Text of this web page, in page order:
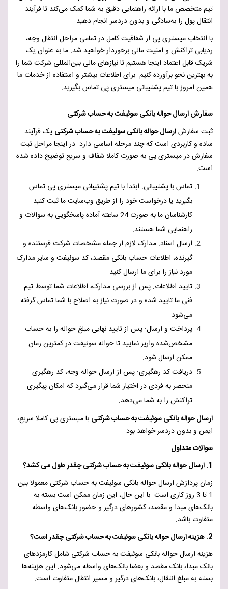
تیم متخصص ما با ارائه راهنمایی دقیق به شما کمک می‌کند تا فرآیند
انتقال پول را به‌سادگی و بدون دردسر انجام دهید.
با انتخاب میستری پی از شفافیت کامل در تمامی مراحل انتقال وجه،
ردیابی تراکنش و امنیت مالی برخوردار خواهید شد. ما به عنوان یک
شریک قابل اعتماد اینجا هستیم تا نیازهای مالی بین‌المللی شرکت شما را
به بهترین نحو برآورده کنیم. برای اطلاعات بیشتر و استفاده از خدمات ما
همین امروز با تیم پشتیبانی میستری پی تماس بگیرید.
سفارش ارسال حواله بانکی سوئیفت به حساب شرکتی
ثبت سفارشارسال حواله بانکی سوئیفت به حساب شرکتی یک فرآیند
ساده و کاربردی است که چند مرحله اساسی دارد. در اینجا مراحل ثبت
سفارش در میستری پی به صورت کاملا شفاف و سریع توضیح داده شده
است.
تماس با پشتیبانی: ابتدا با تیم پشتیبانی میستری پی تماس
بگیرید یا درخواست خود را از طریق وب‌سایت ما ثبت کنید.
کارشناسان ما به صورت 24 ساعته آماده پاسخگویی به سوالات و
راهنمایی شما هستند.
ارسال اسناد: مدارک لازم از جمله مشخصات شرکت فرستنده و
گیرنده، اطلاعات حساب بانکی مقصد، کد سوئیفت و سایر مدارک
مورد نیاز را برای ما ارسال کنید.
تایید اطلاعات: پس از بررسی مدارک، اطلاعات شما توسط تیم
فنی ما تایید شده و در صورت نیاز به اصلاح با شما تماس گرفته
می‌شود.
پرداخت و ارسال: پس از تایید نهایی مبلغ حواله را به حساب
مشخص‌شده واریز نمایید تا حواله سوئیفت در کمترین زمان
ممکن ارسال شود.
دریافت کد رهگیری: پس از ارسال حواله وجه، کد رهگیری
منحصر به فردی در اختیار شما قرار می‌گیرد که امکان پیگیری
تراکنش را به شما می‌دهد.
ارسال حواله بانکی سوئیفت به حساب شرکتی با میستری پی کاملا سریع،
ایمن و بدون دردسر خواهد بود.
سوالات متداول
1. ارسال حواله بانکی سوئیفت به حساب شرکتی چقدر طول می کشد؟
زمان پردازش ارسال حواله بانکی سوئیفت به حساب شرکتی معمولا بین
1 تا 3 روز کاری است. با این حال، این زمان ممکن است بسته به
بانک‌های مبدا و مقصد، کشورهای درگیر و حضور بانک‌های واسطه
متفاوت باشد.
2. هزینه ارسال حواله بانکی سوئیفت به حساب شرکتی چقدر است؟
هزینه ارسال حواله بانکی سوئیفت به حساب شرکتی شامل کارمزدهای
بانک مبدا، بانک مقصد و بعضا بانک‌های واسطه می‌شود. این هزینه‌ها
بسته به مبلغ انتقال، بانک‌های درگیر و مسیر انتقال متفاوت است.